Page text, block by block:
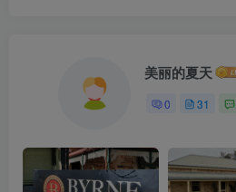
美丽的夏天
0 31